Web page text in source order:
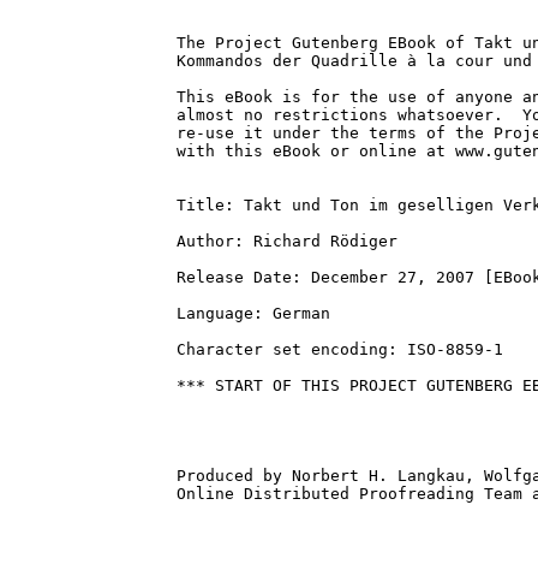
The Project Gutenberg EBook of Takt
Kommandos der Quadrille à la cour
This eBook is for the use of anyone
almost no restrictions whatsoever.
re-use it under the terms of the
with this eBook or online at
Title: Takt und Ton im geselligen
Author: Richard Rödiger
Release Date: December 27, 2007
Language: German
Character set encoding: ISO-8859-1
*** START OF THIS PROJECT GUTENBERG
Produced by Norbert H. Langkau,
Online Distributed Proofreading Team